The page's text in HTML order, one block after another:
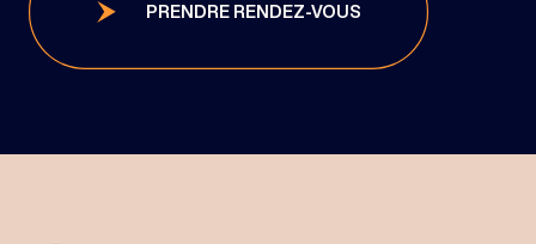
PRENDRE RENDEZ-VOUS